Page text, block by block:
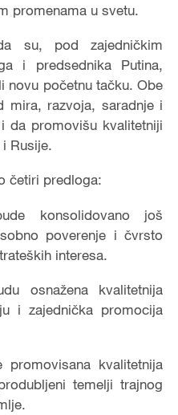
promenama u svetu.
su, pod zajedničkim
i predsednika Putina,
novu početnu tačku. Obe
mira, razvoja, saradnje i
da promovišu kvalitetniji
Rusije.
četiri predloga:
konsolidovano još
poverenje i čvrsto
interesa.
osnažena kvalitetnija
i zajednička promocija
kvalitetnija
temelji trajnog